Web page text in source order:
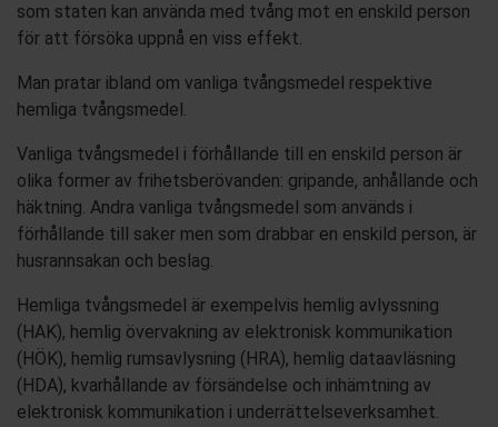
som staten kan använda med tvång mot en enskild person
för att försöka uppnå en viss effekt.
Man pratar ibland om vanliga tvångsmedel respektive
hemliga tvångsmedel.
Vanliga tvångsmedel i förhållande till en enskild person är
olika former av frihetsberövanden: gripande, anhållande och
häktning. Andra vanliga tvångsmedel som används i
förhållande till saker men som drabbar en enskild person, är
husrannsakan och beslag.
Hemliga tvångsmedel är exempelvis hemlig avlyssning
(HAK), hemlig övervakning av elektronisk kommunikation
(HÖK), hemlig rumsavlysning (HRA), hemlig dataavläsning
(HDA), kvarhållande av försändelse och inhämtning av
elektronisk kommunikation i underrättelseverksamhet.